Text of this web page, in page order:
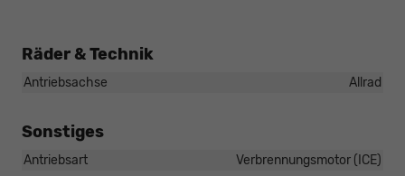
Räder & Technik
Antriebsachse Allrad
Sonstiges
Antriebsart
Verbrennungsmotor (ICE)